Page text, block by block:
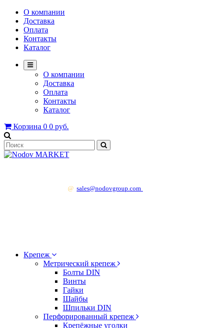
О компании
Доставка
Оплата
Контакты
Каталог
О компании
Доставка
Оплата
Контакты
Каталог
Корзина 0 0 руб.
@ sales@nodovgroup.com
Крепеж
Метрический крепеж
Болты DIN
Винты
Гайки
Шайбы
Шпильки DIN
Перфорированный крепеж
Крепёжные уголки